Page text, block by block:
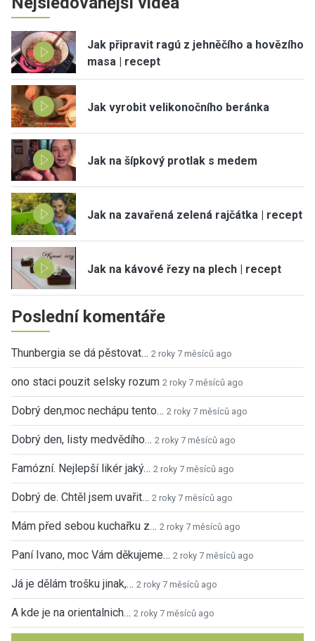
Jak připravit ragú z jehněčího a hovězího
masa | recept
Jak vyrobit velikonočního beránka
Jak na šípkový protlak s medem
Jak na zavařená zelená rajčátka | recept
Jak na kávové řezy na plech | recept
Poslední komentáře
Thunbergia se dá pěstovat… 2 roky 7 měsíců ago
ono staci pouzit selsky rozum 2 roky 7 měsíců ago
Dobrý den,moc nechápu tento… 2 roky 7 měsíců ago
Dobrý den, listy medvědího… 2 roky 7 měsíců ago
Famózní. Nejlepší likér jaký… 2 roky 7 měsíců ago
Dobrý de. Chtěl jsem uvařit… 2 roky 7 měsíců ago
Mám před sebou kuchařku z… 2 roky 7 měsíců ago
Paní Ivano, moc Vám děkujeme… 2 roky 7 měsíců ago
Já je dělám trošku jinak,… 2 roky 7 měsíců ago
A kde je na orientalnich… 2 roky 7 měsíců ago